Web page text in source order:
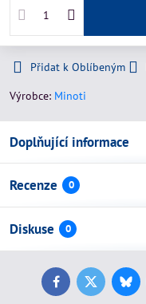
Přidat k Oblíbeným
Výrobce: Minoti
Doplňující informace
Recenze 0
Diskuse 0
FacebookTwitter